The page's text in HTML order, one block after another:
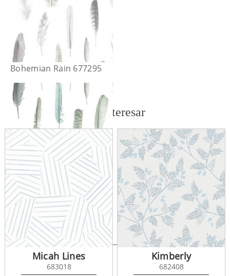
Bohemian Rain 677295
Bohemian Rain 677296
También te puede interesar
Micah Lines
683018
Kimberly
682408